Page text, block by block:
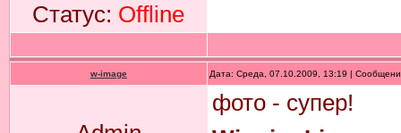
Статус: Offline
w-image Дата: Среда, 07.10.2009, 13:19 |
фото - супер!